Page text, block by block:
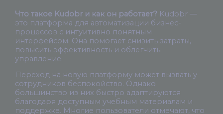
Что такое Kudobr и как он работает? Kudobr —
это платформа для автоматизации бизнес-
процессов с интуитивно понятным
интерфейсом. Она помогает снизить затраты,
повысить эффективность и облегчить
управление.
Переход на новую платформу может вызвать у
сотрудников беспокойство. Однако
большинство из них быстро адаптируются
благодаря доступным учебным материалам и
поддержке. Многие пользователи отмечают, что